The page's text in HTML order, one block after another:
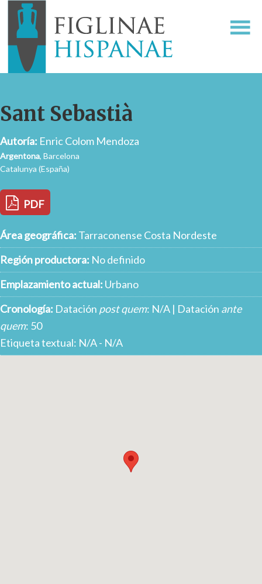
Sant Sebastià
Autoría: Enric Colom Mendoza
Argentona, Barcelona
Catalunya (España)
PDF
Área geográfica: Tarraconense Costa Nordeste
Región productora: No definido
Emplazamiento actual: Urbano
Cronología: Datación post quem: N/A | Datación ante
quem: 50
Etiqueta textual: N/A - N/A